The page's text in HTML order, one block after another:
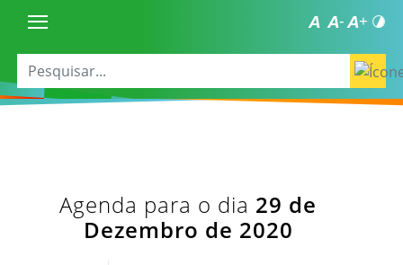
Agenda para o dia 29 de
Dezembro de 2020